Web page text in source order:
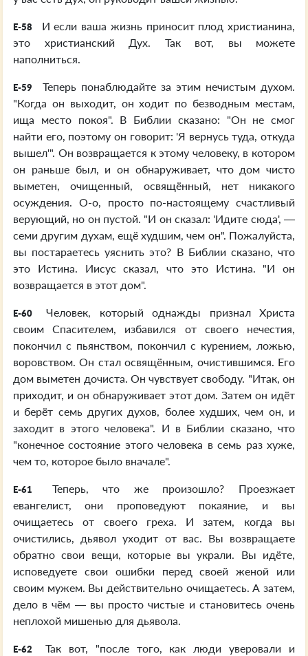
E-58
И если ваша жизнь приносит плод христианина,
это христианский Дух. Так вот, вы можете
наполниться.
E-59
Теперь понаблюдайте за этим нечистым духом.
"Когда он выходит, он ходит по безводным местам,
ища место покоя". В Библии сказано: "Он не смог
найти его, поэтому он говорит: 'Я вернусь туда, откуда
вышел'". Он возвращается к этому человеку, в котором
он раньше был, и он обнаруживает, что дом чисто
выметен, очищенный, освящённый, нет никакого
осуждения. О-о, просто по-настоящему счастливый
верующий, но он пустой. "И он сказал: 'Идите сюда', —
семи другим духам, ещё худшим, чем он". Пожалуйста,
вы постараетесь уяснить это? В Библии сказано, что
это Истина. Иисус сказал, что это Истина. "И он
возвращается в этот дом".
E-60
Человек, который однажды признал Христа
своим Спасителем, избавился от своего нечестия,
покончил с пьянством, покончил с курением, ложью,
воровством. Он стал освящённым, очистившимся. Его
дом выметен дочиста. Он чувствует свободу. "Итак, он
приходит, и он обнаруживает этот дом. Затем он идёт
и берёт семь других духов, более худших, чем он, и
заходит в этого человека". И в Библии сказано, что
"конечное состояние этого человека в семь раз хуже,
чем то, которое было вначале".
E-61
Теперь, что же произошло? Проезжает
евангелист, они проповедуют покаяние, и вы
очищаетесь от своего греха. И затем, когда вы
очистились, дьявол уходит от вас. Вы возвращаете
обратно свои вещи, которые вы украли. Вы идёте,
исповедуете свои ошибки перед своей женой или
своим мужем. Вы действительно очищаетесь. А затем,
дело в чём — вы просто чистые и становитесь очень
неплохой мишенью для дьявола.
E-62
Так вот, "после того, как люди уверовали и